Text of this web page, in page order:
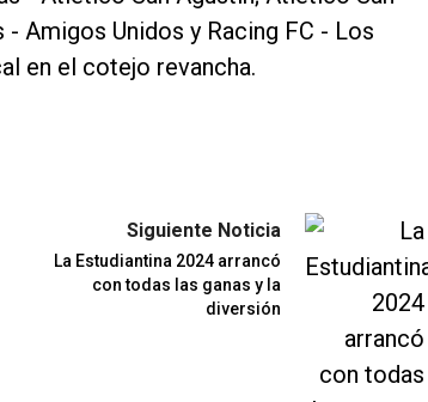
Amigos Unidos y Racing FC - Los
en el cotejo revancha.
Siguiente Noticia
La Estudiantina 2024 arrancó
con todas las ganas y la
diversión